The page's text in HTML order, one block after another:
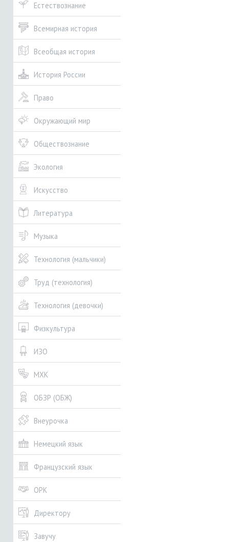
Естествознание
Всемирная история
Всеобщая история
История России
Право
Окружающий мир
Обществознание
Экология
Искусство
Литература
Музыка
Технология (мальчики)
Труд (технология)
Технология (девочки)
Физкультура
ИЗО
МХК
ОБЗР (ОБЖ)
Внеурочка
Немецкий язык
Французский язык
ОРК
Директору
Завучу